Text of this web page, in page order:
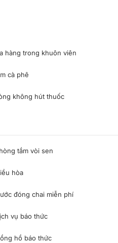
hàng trong khuôn viên
cà phê
không hút thuốc
tắm vòi sen
hòa
đóng chai miễn phí
vụ báo thức
hồ báo thức